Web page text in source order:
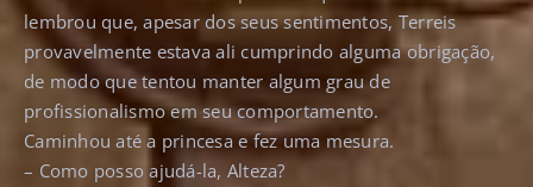
lembrou que, apesar dos seus sentimentos, Terreis
provavelmente estava ali cumprindo alguma obrigação,
de modo que tentou manter algum grau de
profissionalismo em seu comportamento.
Caminhou até a princesa e fez uma mesura.
– Como posso ajudá-la, Alteza?